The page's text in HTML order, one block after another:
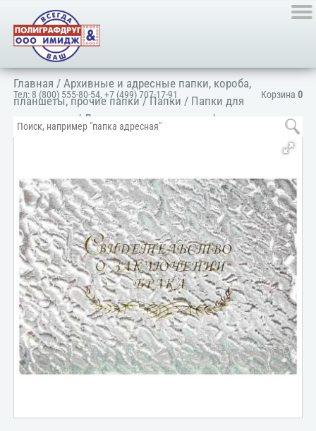
Корзина 0
Тел: 8 (800) 555-80-54,+7 (499) 707-17-91
Главная /Архивные и адресные папки, короба,
планшеты, прочие папки/Папки / Папки для
/ Для личных документов /